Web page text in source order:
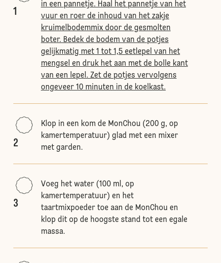
1
in een pannetje. Haal het pannetje van het
vuur en roer de inhoud van het zakje
kruimelbodemmix door de gesmolten
boter. Bedek de bodem van de potjes
gelijkmatig met 1 tot 1,5 eetlepel van het
mengsel en druk het aan met de bolle kant
van een lepel. Zet de potjes vervolgens
ongeveer 10 minuten in de koelkast.
2
Klop in een kom de MonChou (200 g, op
kamertemperatuur) glad met een mixer
met garden.
3
Voeg het water (100 ml, op
kamertemperatuur) en het
taartmixpoeder toe aan de MonChou en
klop dit op de hoogste stand tot een egale
massa.